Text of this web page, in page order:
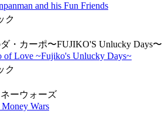
and his Fun Friends
ク
・カーポ〜FUJIKO'S Unlucky Days〜
of Love ~Fujiko's Unlucky Days~
ク
ーウォーズ
Wars